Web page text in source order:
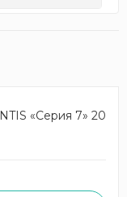
«Серия 7» 20